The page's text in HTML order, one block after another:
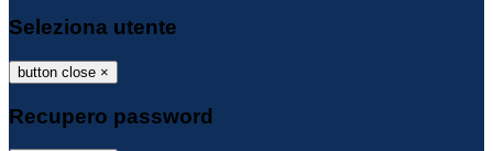
Seleziona utente
button close ×
Recupero password